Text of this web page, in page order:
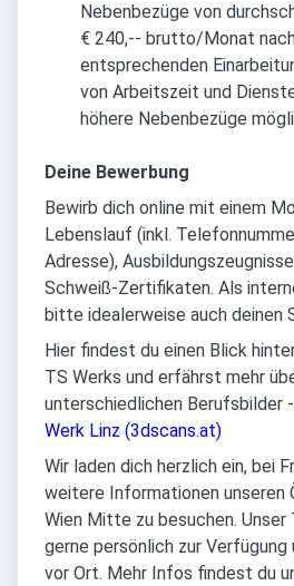
Nebenbezüge von
€ 240,-- brutto/Monat
entsprechenden
von Arbeitszeit und
höhere Nebenbezüge
Deine Bewerbung
Bewirb dich online mit einem
Lebenslauf (inkl.
Adresse),
Schweiß-Zertifikaten. Als
bitte idealerweise auch deinen
Hier findest du einen Blick
TS Werks und erfährst mehr
unterschiedlichen Berufsbilder -
Werk Linz (3dscans.at)
Wir laden dich herzlich ein, bei
weitere Informationen unseren
Wien Mitte zu besuchen.
gerne persönlich zur
vor Ort. Mehr Infos findest du